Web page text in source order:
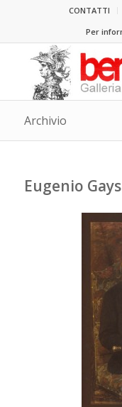
CONTATTI
Per
Archivio
Eugenio